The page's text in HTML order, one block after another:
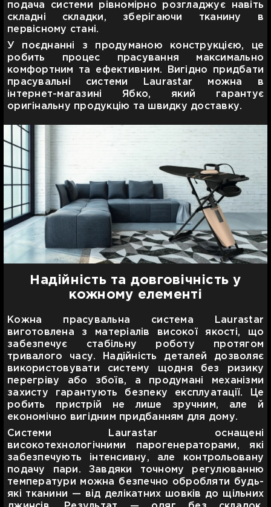
подача системи рівномірно розгладжує навіть
складні складки, зберігаючи тканину в
первісному стані.
У поєднанні з продуманою конструкцією, це
робить процес прасування максимально
комфортним та ефективним. Вигідно придбати
прасувальні системи Laurastar можна в
інтернет-магазині Ябко, який гарантує
оригінальну продукцію та швидку доставку.
Надійність та довговічність у
кожному елементі
Кожна прасувальна система Laurastar
виготовлена з матеріалів високої якості, що
забезпечує стабільну роботу протягом
тривалого часу. Надійність деталей дозволяє
використовувати систему щодня без ризику
перегріву або збоїв, а продумані механізми
захисту гарантують безпеку експлуатації. Це
робить пристрій не лише зручним, але й
економічно вигідним придбанням для дому.
Системи Laurastar оснащені
високотехнологічними парогенераторами, які
забезпечують інтенсивну, але контрольовану
подачу пари. Завдяки точному регулюванню
температури можна безпечно обробляти будь-
які тканини — від делікатних шовків до щільних